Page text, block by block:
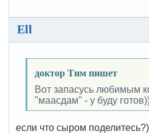
Ell
доктор Тим пишет
Вот запасусь любимым
"маасдам" - у буду
если что сыром